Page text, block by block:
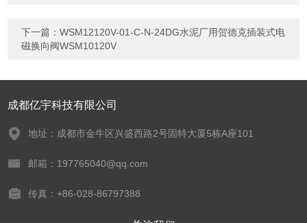
下一篇：WSM12120V-01-C-N-24DG水泥厂用贺德克插装式电
磁换向阀WSM10120V
成都亿宇科技有限公司
地址：成都市金牛区兴盛西路2号固特大厦5栋A座101
邮箱：197765040@qq.com
传真：+86-028-86797388